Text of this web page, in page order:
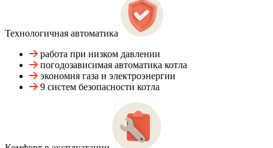
Технологичная автоматика
работа при низком давлении
погодозависимая автоматика котла
экономия газа и электроэнергии
9 систем безопасности котла